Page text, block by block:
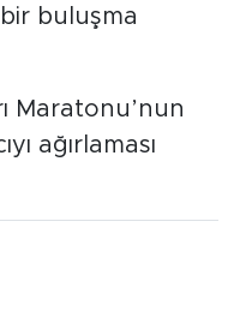
buluşma
Maratonu’nun
ağırlaması